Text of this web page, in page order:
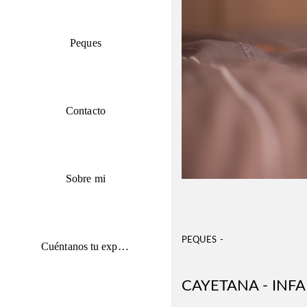
Peques
Contacto
Sobre mi
Cuéntanos tu experiencia
PEQUES
CAYETANA -